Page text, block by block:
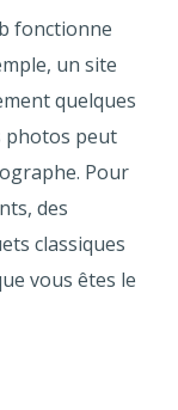
fonctionne
un site
quelques
photos peut
Pour
des
classiques
vous êtes le